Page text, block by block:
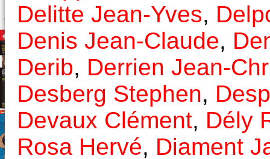
Delitte Jean-Yves,
Denis Jean-Claude,
Derib, Derrien Jean-
Desberg Stephen,
Devaux Clément, Dély
Rosa Hervé, Diament